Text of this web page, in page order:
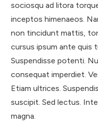
sociosqu ad litora
inceptos himenaeos.
non tincidunt mattis,
cursus ipsum ante quis
Suspendisse potenti.
consequat imperdiet.
Etiam ultrices.
suscipit. Sed lectus.
magna.